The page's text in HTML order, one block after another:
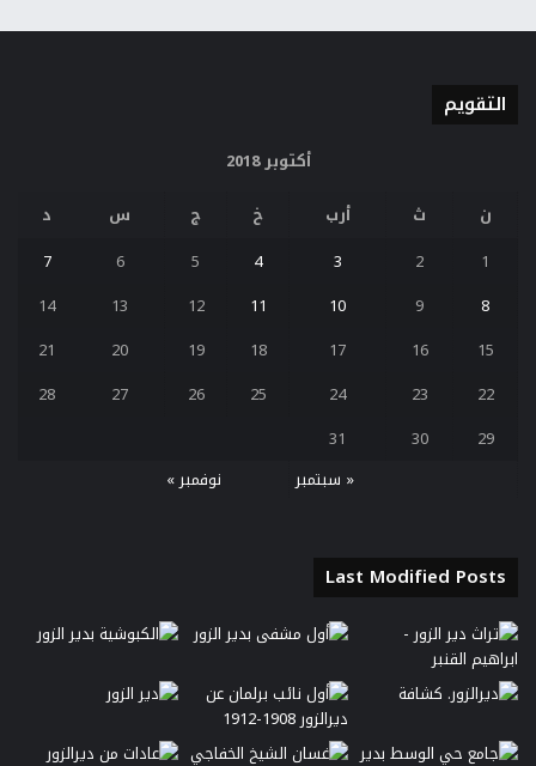
التقويم
أكتوبر 2018
ن
ث أرب خ ج س د
« سبتمبر نوفمبر »
1
2
3
4
5
6
7
8
9
10
11
12
13
14
15
16
17
18
19
20
21
22
23
24
25
26
27
28
29
30
31
Last Modified Posts